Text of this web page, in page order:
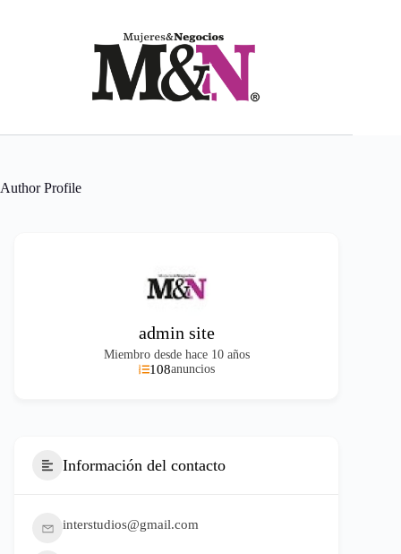
Author Profile
admin site
Miembro desde hace 10 años
108anuncios
Información del contacto
interstudios@gmail.com